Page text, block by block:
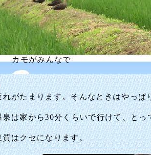
カモがみんなで
がたまります。そんなときはやっぱ
は家から30分くらいで行けて、とっ
はクセになります。